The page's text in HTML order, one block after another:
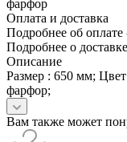
фарфор
Оплата и доставка
Подробнее об оплате
Подробнее о
Описание
Размер : 650 мм;
фарфор;
Вам также может